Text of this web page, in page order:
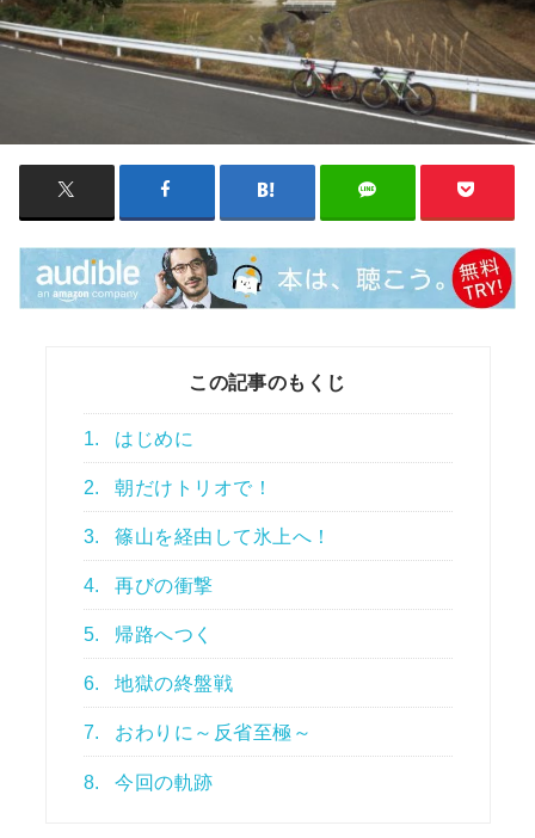
この記事のもくじ
1. はじめに
2. 朝だけトリオで！
3. 篠山を経由して氷上へ！
4. 再びの衝撃
5. 帰路へつく
6. 地獄の終盤戦
7. おわりに～反省至極～
8. 今回の軌跡